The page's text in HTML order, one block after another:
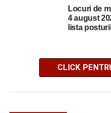
Locuri de
4 august
lista
CLICK